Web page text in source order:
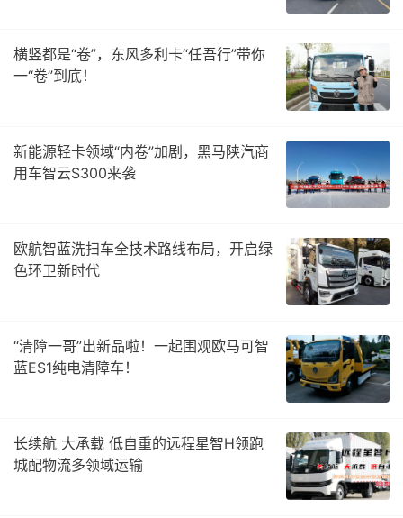
横竖都是“卷”，东风多利卡“任吾行”带你
一“卷”到底！
新能源轻卡领域“内卷”加剧，黑马陕汽商
用车智云S300来袭
欧航智蓝洗扫车全技术路线布局，开启绿
色环卫新时代
“清障一哥”出新品啦！一起围观欧马可智
蓝ES1纯电清障车！
长续航 大承载 低自重的远程星智H领跑
城配物流多领域运输